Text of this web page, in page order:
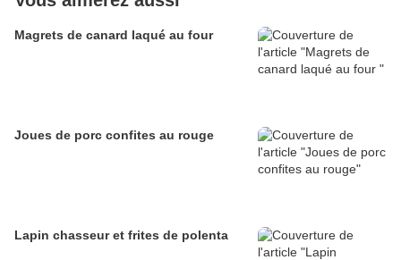
Magrets de canard laqué au four
Joues de porc confites au rouge
Lapin chasseur et frites de polenta